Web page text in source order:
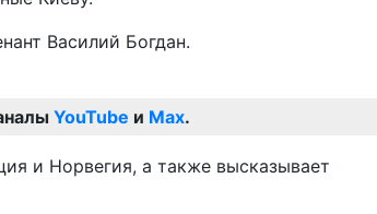
Василий Богдан.
YouTube и Max.
и Норвегия, а также высказывает